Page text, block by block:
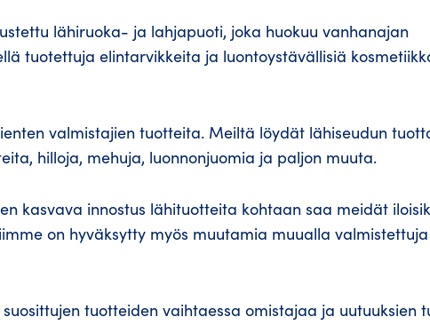
lähiruoka- ja lahjapuoti, joka huokuu vanhanajan
tuotettuja elintarvikkeita ja luontoystävällisiä
valmistajien tuotteita. Meiltä löydät lähiseudun
hilloja, mehuja, luonnonjuomia ja paljon muuta.
kasvava innostus lähituotteita kohtaan saa meidät
on hyväksytty myös muutamia muualla valmistettuja
tuotteiden vaihtaessa omistajaa ja uutuuksien